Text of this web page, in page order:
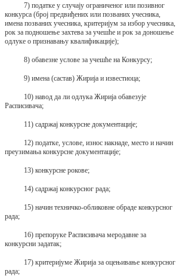
7) податке у случају ограниченог или позивног
конкурса (број предвиђених или позваних учесника,
имена позваних учесника, критеријум за избор учесника,
рок за подношење захтева за учешће и рок за доношење
одлуке о признавању квалификације);
8) обавезне услове за учешће на Конкурсу;
9) имена (састав) Жирија и известиоца;
10) навод да ли одлука Жирија обавезује
Расписивача;
11) садржај конкурсне документације;
12) податке, услове, износ накнаде, место и начин
преузимања конкурсне документације;
13) конкурсне рокове;
14) садржај конкурсног рада;
15) начин техничко-обликовне обраде конкурсног
рада;
16) препоруке Расписивача меродавне за
конкурсни задатак;
17) критеријуме Жирија за оцењивање конкурсног
рада;